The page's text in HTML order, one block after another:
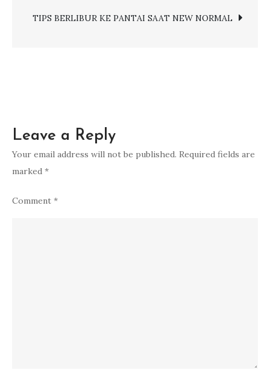
TIPS BERLIBUR KE PANTAI SAAT NEW NORMAL
Leave a Reply
Your email address will not be published. Required fields are
marked *
Comment *